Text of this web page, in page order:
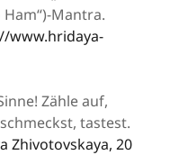
Ham“)-Mantra.
www.hridaya-
Zähle auf,
tastest.
Zhivotovskaya, 20